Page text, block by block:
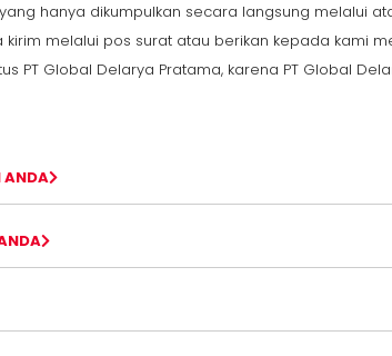
hanya dikumpulkan secara langsung melalui
melalui pos surat atau berikan kepada kami
PT Global Delarya Pratama, karena PT Global
ANDA